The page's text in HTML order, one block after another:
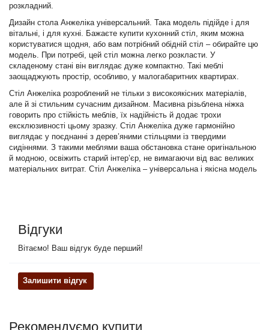
розкладний.
Дизайн стола Анжеліка універсальний. Така модель підійде і для
вітальні, і для кухні. Бажаєте купити кухонний стіл, яким можна
користуватися щодня, або вам потрібний обідній стіл – обирайте цю
модель. При потребі, цей стіл можна легко розкласти. У
складеному стані він виглядає дуже компактно. Такі меблі
заощаджують простір, особливо, у малогабаритних квартирах.
Стіл Анжеліка розроблений не тільки з високоякісних матеріалів,
але й зі стильним сучасним дизайном. Масивна різьблена ніжка
говорить про стійкість меблів, їх надійність й додає трохи
ексклюзивності цьому зразку. Стіл Анжеліка дуже гармонійно
виглядає у поєднанні з дерев’яними стільцями із твердими
сидіннями. З такими меблями ваша обстановка стане оригінальною
й модною, освіжить старий інтер’єр, не вимагаючи від вас великих
матеріальних витрат. Стіл Анжеліка – універсальна і якісна модель
Відгуки
Вітаємо! Ваш відгук буде перший!
Залишити відгук
Рекомендуємо купити